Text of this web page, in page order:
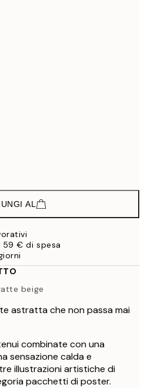
AL
€ di spesa
beige
astratta che non passa mai
combinate con una
sensazione calda e
illustrazioni artistiche di
pacchetti di poster.